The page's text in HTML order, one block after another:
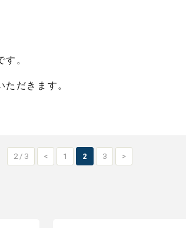
。
だきます。
2 / 3 < 1 2 3 >